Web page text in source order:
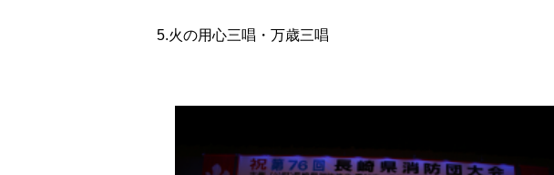
5.火の用心三唱・万歳三唱